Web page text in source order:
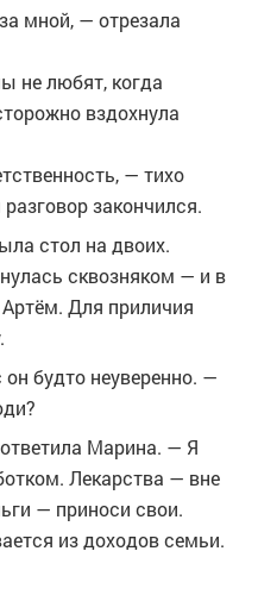
мной, — отрезала
не любят, когда
вздохнула
— тихо
закончился.
стол на двоих.
сквозняком — и в
Для приличия
будто неуверенно. —
Марина. — Я
Лекарства — вне
— приноси свои.
из доходов семьи.